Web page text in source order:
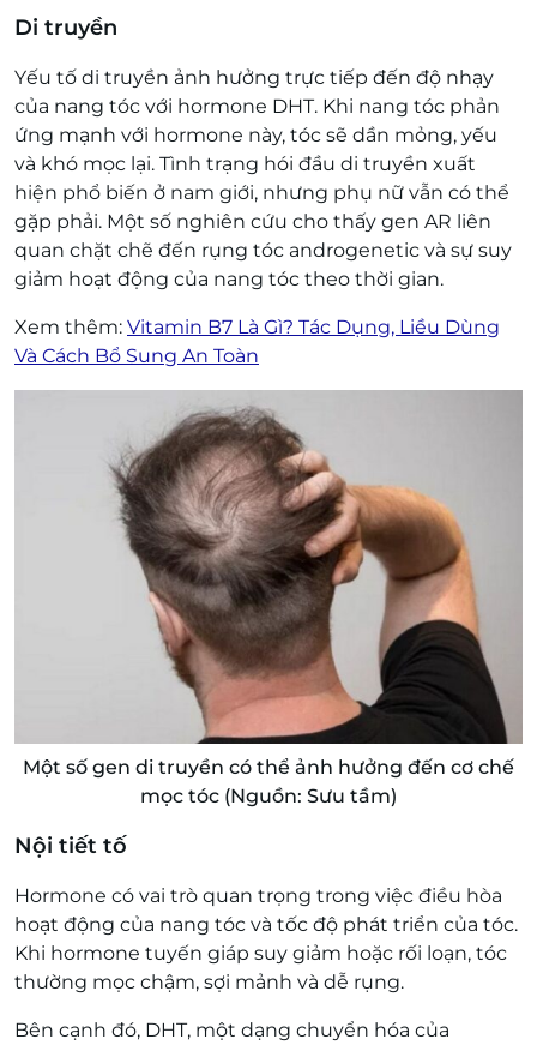
Di truyền
Yếu tố di truyền ảnh hưởng trực tiếp đến độ nhạy
của nang tóc với hormone DHT. Khi nang tóc phản
ứng mạnh với hormone này, tóc sẽ dần mỏng, yếu
và khó mọc lại. Tình trạng hói đầu di truyền xuất
hiện phổ biến ở nam giới, nhưng phụ nữ vẫn có thể
gặp phải. Một số nghiên cứu cho thấy gen AR liên
quan chặt chẽ đến rụng tóc androgenetic và sự suy
giảm hoạt động của nang tóc theo thời gian.
Xem thêm: Vitamin B7 Là Gì? Tác Dụng, Liều Dùng
Và Cách Bổ Sung An Toàn
Một số gen di truyền có thể ảnh hưởng đến cơ chế
mọc tóc (Nguồn: Sưu tầm)
Nội tiết tố
Hormone có vai trò quan trọng trong việc điều hòa
hoạt động của nang tóc và tốc độ phát triển của tóc.
Khi hormone tuyến giáp suy giảm hoặc rối loạn, tóc
thường mọc chậm, sợi mảnh và dễ rụng.
Bên cạnh đó, DHT, một dạng chuyển hóa của